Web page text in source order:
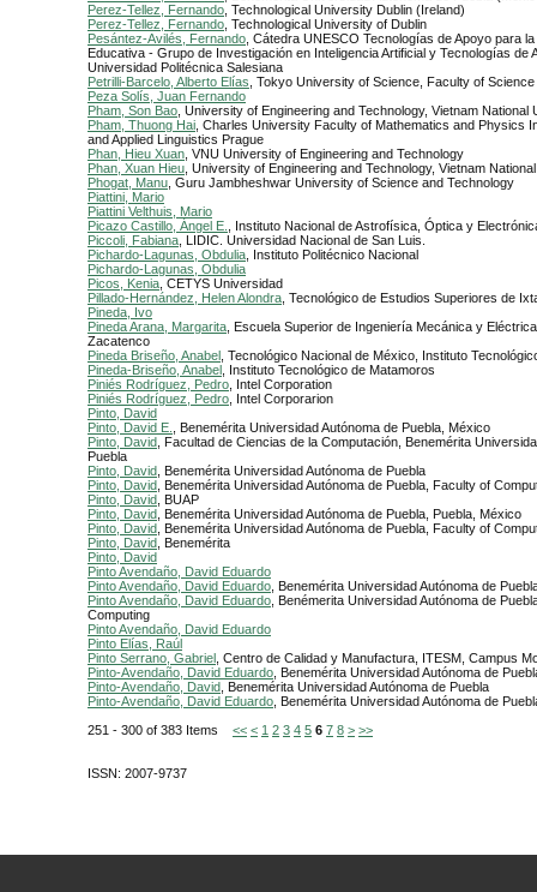
Perez-Tellez, Fernando , Technological University Dublin (Ireland)
Perez-Tellez, Fernando , Technological University of Dublin
Pesántez-Avilés, Fernando , Cátedra UNESCO Tecnologías de Apoyo para
Educativa - Grupo de Investigación en Inteligencia Artificial y Tecnologías de
Universidad Politécnica Salesiana
Petrilli-Barcelo, Alberto Elías , Tokyo University of Science, Faculty of
Peza Solís, Juan Fernando
Pham, Son Bao , University of Engineering and Technology, Vietnam National
Pham, Thuong Hai , Charles University Faculty of Mathematics and Physics
and Applied Linguistics Prague
Phan, Hieu Xuan , VNU University of Engineering and Technology
Phan, Xuan Hieu , University of Engineering and Technology, Vietnam
Phogat, Manu , Guru Jambheshwar University of Science and Technology
Piattini, Mario
Piattini Velthuis, Mario
Picazo Castillo, Ángel E.
, Instituto Nacional de Astrofísica, Óptica y
Piccoli, Fabiana , LIDIC. Universidad Nacional de San Luis.
Pichardo-Lagunas, Obdulia , Instituto Politécnico Nacional
Pichardo-Lagunas, Obdulia
Picos, Kenia , CETYS Universidad
Pillado-Hernández, Helen Alondra , Tecnológico de Estudios Superiores de
Pineda, Ivo
Pineda Arana, Margarita , Escuela Superior de Ingeniería Mecánica y
Zacatenco
Pineda Briseño, Anabel
, Tecnológico Nacional de México, Instituto
Pineda-Briseño, Anabel
, Instituto Tecnológico de Matamoros
Piniés Rodríguez, Pedro , Intel Corporation
Piniés Rodríguez, Pedro , Intel Corporarion
Pinto, David
Pinto, David E.
, Benemérita Universidad Autónoma de Puebla, México
Pinto, David , Facultad de Ciencias de la Computación, Benemérita
Puebla
Pinto, David , Benemérita Universidad Autónoma de Puebla
Pinto, David , Benemérita Universidad Autónoma de Puebla, Faculty of
Pinto, David , BUAP
Pinto, David , Benemérita Universidad Autónoma de Puebla, Puebla, México
Pinto, David , Benemérita Universidad Autónoma de Puebla, Faculty of
Pinto, David , Benemérita
Pinto, David
Pinto Avendaño, David Eduardo
Pinto Avendaño, David Eduardo , Benemérita Universidad Autónoma de
Pinto Avendaño, David Eduardo , Benémerita Universidad Autónoma de
Computing
Pinto Avendaño, David Eduardo
Pinto Elías, Raúl
Pinto Serrano, Gabriel
, Centro de Calidad y Manufactura, ITESM, Campus
Pinto-Avendaño, David Eduardo , Benemérita Universidad Autónoma de
Pinto-Avendaño, David , Benemérita Universidad Autónoma de Puebla
Pinto-Avendaño, David Eduardo , Benemérita Universidad Autónoma de
251 - 300 of 383 Items << < 1 2 3 4 5 6 7 8 > >>
ISSN: 2007-9737